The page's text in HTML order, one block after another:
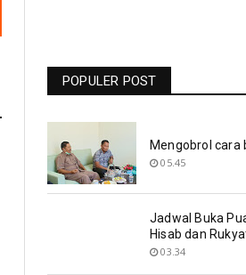
POPULER POST
- Bolasport.com
Mengobrol cara
05.45
Jadwal Buka
Hisab dan
03.34